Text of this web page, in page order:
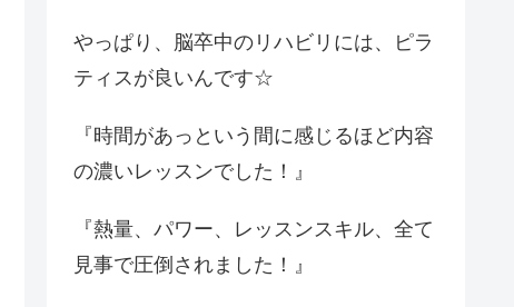
やっぱり、脳卒中のリハビリには、ピラ
ティスが良いんです☆
『時間があっという間に感じるほど内容
の濃いレッスンでした！』
『熱量、パワー、レッスンスキル、全て
見事で圧倒されました！』